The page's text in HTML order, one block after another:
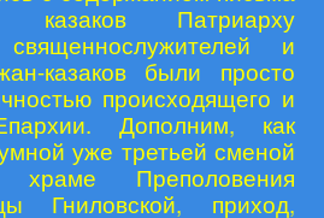
казаков Патриарху
и
казаков были просто
происходящего и
Дополним, как
уже третьей сменой
храме Преполовения
Гниловской, приход,